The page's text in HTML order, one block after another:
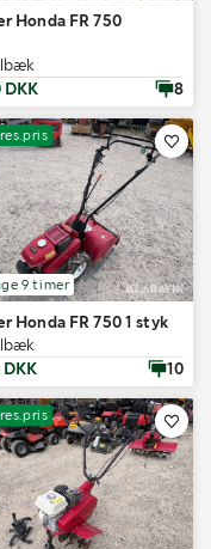
Honda FR 750
DKK
8
9 timer
Honda FR 750 1 styk
DKK
10